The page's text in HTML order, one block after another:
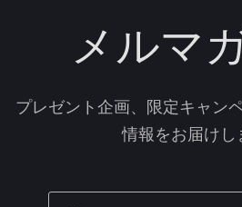
メルマ
プレゼント企画、限定キャン
情報をお届けし